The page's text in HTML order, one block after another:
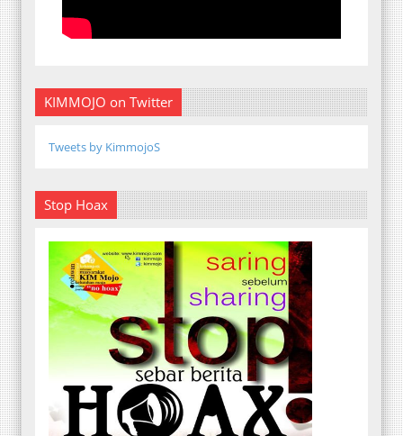
KIMMOJO on Twitter
Tweets by KimmojoS
Stop Hoax